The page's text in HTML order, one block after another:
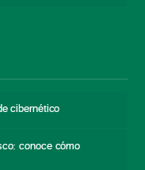
cibernético
conoce cómo